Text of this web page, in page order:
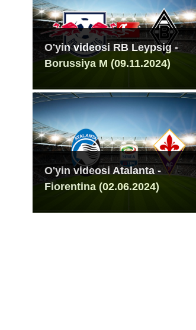
O'yin videosi RB Leypsig -
Borussiya M (09.11.2024)
O'yin videosi Atalanta -
Fiorentina (02.06.2024)